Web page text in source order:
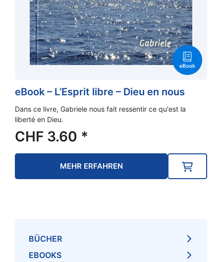
eBook – L’Esprit libre – Dieu en nous
Dans ce livre, Gabriele nous fait ressentir ce qu'est la
liberté en Dieu.
CHF 3.60 *
MEHR ERFAHREN
BÜCHER
EBOOKS